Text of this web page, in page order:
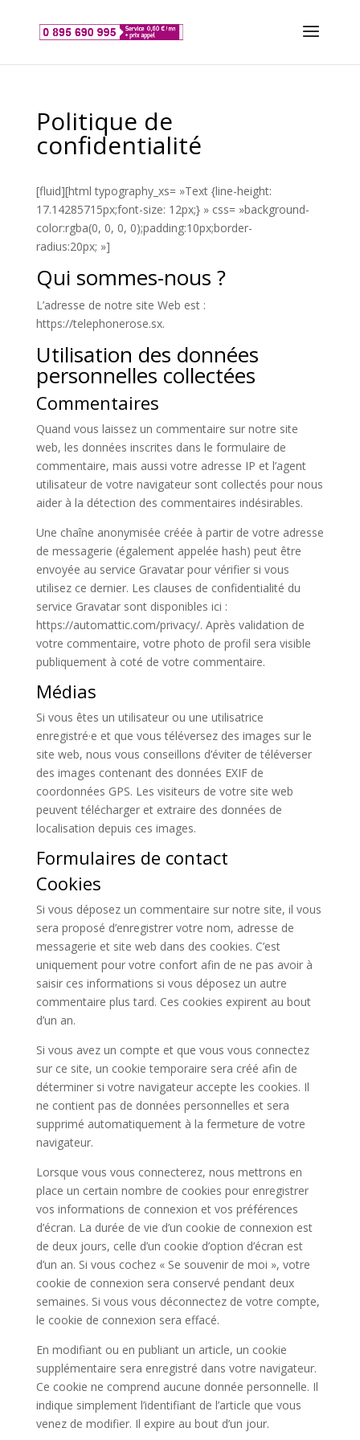
Politique de
confidentialité
[fluid][html typography_xs= »Text {line-height:
17.14285715px;font-size: 12px;} » css= »background-
color:rgba(0, 0, 0, 0);padding:10px;border-
radius:20px; »]
Qui sommes-nous ?
L’adresse de notre site Web est :
https://telephonerose.sx.
Utilisation des données
personnelles collectées
Commentaires
Quand vous laissez un commentaire sur notre site
web, les données inscrites dans le formulaire de
commentaire, mais aussi votre adresse IP et l’agent
utilisateur de votre navigateur sont collectés pour nous
aider à la détection des commentaires indésirables.
Une chaîne anonymisée créée à partir de votre adresse
de messagerie (également appelée hash) peut être
envoyée au service Gravatar pour vérifier si vous
utilisez ce dernier. Les clauses de confidentialité du
service Gravatar sont disponibles ici :
https://automattic.com/privacy/. Après validation de
votre commentaire, votre photo de profil sera visible
publiquement à coté de votre commentaire.
Médias
Si vous êtes un utilisateur ou une utilisatrice
enregistré·e et que vous téléversez des images sur le
site web, nous vous conseillons d’éviter de téléverser
des images contenant des données EXIF de
coordonnées GPS. Les visiteurs de votre site web
peuvent télécharger et extraire des données de
localisation depuis ces images.
Formulaires de contact
Cookies
Si vous déposez un commentaire sur notre site, il vous
sera proposé d’enregistrer votre nom, adresse de
messagerie et site web dans des cookies. C’est
uniquement pour votre confort afin de ne pas avoir à
saisir ces informations si vous déposez un autre
commentaire plus tard. Ces cookies expirent au bout
d’un an.
Si vous avez un compte et que vous vous connectez
sur ce site, un cookie temporaire sera créé afin de
déterminer si votre navigateur accepte les cookies. Il
ne contient pas de données personnelles et sera
supprimé automatiquement à la fermeture de votre
navigateur.
Lorsque vous vous connecterez, nous mettrons en
place un certain nombre de cookies pour enregistrer
vos informations de connexion et vos préférences
d’écran. La durée de vie d’un cookie de connexion est
de deux jours, celle d’un cookie d’option d’écran est
d’un an. Si vous cochez « Se souvenir de moi », votre
cookie de connexion sera conservé pendant deux
semaines. Si vous vous déconnectez de votre compte,
le cookie de connexion sera effacé.
En modifiant ou en publiant un article, un cookie
supplémentaire sera enregistré dans votre navigateur.
Ce cookie ne comprend aucune donnée personnelle. Il
indique simplement l’identifiant de l’article que vous
venez de modifier. Il expire au bout d’un jour.